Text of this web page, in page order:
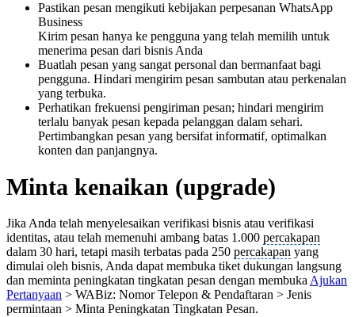
Pastikan pesan mengikuti kebijakan perpesanan WhatsApp
Business
Kirim pesan hanya ke pengguna yang telah memilih untuk
menerima pesan dari bisnis Anda
Buatlah pesan yang sangat personal dan bermanfaat bagi
pengguna. Hindari mengirim pesan sambutan atau perkenalan
yang terbuka.
Perhatikan frekuensi pengiriman pesan; hindari mengirim
terlalu banyak pesan kepada pelanggan dalam sehari.
Pertimbangkan pesan yang bersifat informatif, optimalkan
konten dan panjangnya.
Minta kenaikan (upgrade)
Jika Anda telah menyelesaikan verifikasi bisnis atau verifikasi
identitas, atau telah memenuhi ambang batas 1.000 percakapan
dalam 30 hari, tetapi masih terbatas pada 250 percakapan yang
dimulai oleh bisnis, Anda dapat membuka tiket dukungan langsung
dan meminta peningkatan tingkatan pesan dengan membuka Ajukan
Pertanyaan > WABiz: Nomor Telepon & Pendaftaran > Jenis
permintaan > Minta Peningkatan Tingkatan Pesan.